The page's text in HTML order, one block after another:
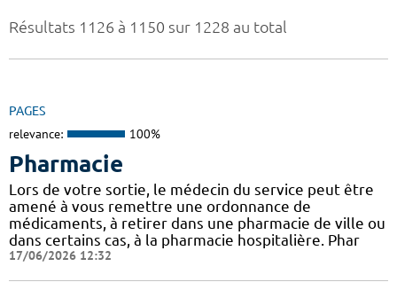
Résultats 1126 à 1150 sur 1228 au total
PAGES
relevance: 100%
Pharmacie
Lors de votre sortie, le médecin du service peut être
amené à vous remettre une ordonnance de
médicaments, à retirer dans une pharmacie de ville ou
dans certains cas, à la pharmacie hospitalière. Phar
17/06/2026 12:32